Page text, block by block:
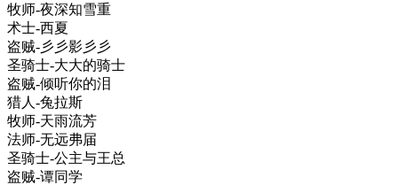
牧师-夜深知雪重
术士-西夏
盗贼-彡彡影彡彡
圣骑士-大大的骑士
盗贼-倾听你的泪
猎人-兔拉斯
牧师-天雨流芳
法师-无远弗届
圣骑士-公主与王总
盗贼-谭同学